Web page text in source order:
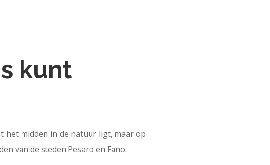
kunt
het midden in de natuur ligt, maar op
van de steden Pesaro en Fano.